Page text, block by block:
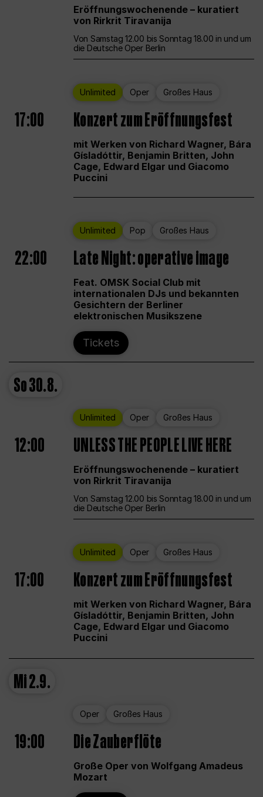
Eröffnungswochenende – kuratiert
von Rirkrit Tiravanija
Von Samstag 12.00 bis Sonntag 18.00 in und um
die Deutsche Oper Berlin
Unlimited Oper Großes Haus
17:00 Konzert zum Eröffnungsfest
mit Werken von Richard Wagner, Bára
Gísladóttir, Benjamin Britten, John
Cage, Edward Elgar und Giacomo
Puccini
Unlimited Pop Großes Haus
22:00 Late Night: operative image
Feat. OMSK Social Club mit
internationalen DJs und bekannten
Gesichtern der Berliner
elektronischen Musikszene
Tickets
So30.8.
Unlimited Oper Großes Haus
12:00 UNLESS THE PEOPLE LIVE HERE
Eröffnungswochenende – kuratiert
von Rirkrit Tiravanija
Von Samstag 12.00 bis Sonntag 18.00 in und um
die Deutsche Oper Berlin
Unlimited Oper Großes Haus
17:00 Konzert zum Eröffnungsfest
mit Werken von Richard Wagner, Bára
Gísladóttir, Benjamin Britten, John
Cage, Edward Elgar und Giacomo
Puccini
Mi2.9.
Oper Großes Haus
19:00 Die Zauberflöte
Große Oper von Wolfgang Amadeus
Mozart